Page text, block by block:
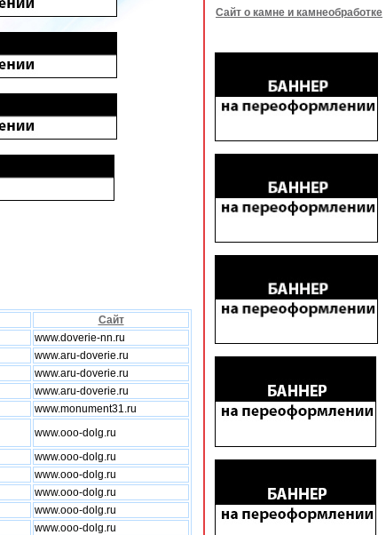
Сайт
www.doverie-nn.ru
www.aru-doverie.ru
www.aru-doverie.ru
www.aru-doverie.ru
www.monument31.ru
www.ooo-dolg.ru
www.ooo-dolg.ru
www.ooo-dolg.ru
www.ooo-dolg.ru
www.ooo-dolg.ru
www.ooo-dolg.ru
Сайт о камне и камнеобработке